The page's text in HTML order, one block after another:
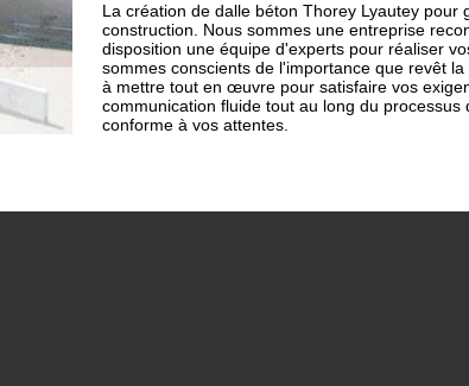
La création de dalle béton Thorey Lyautey
construction. Nous sommes une entreprise
disposition une équipe d'experts pour réaliser
sommes conscients de l'importance que revêt
à mettre tout en œuvre pour satisfaire vos
communication fluide tout au long du
conforme à vos attentes.